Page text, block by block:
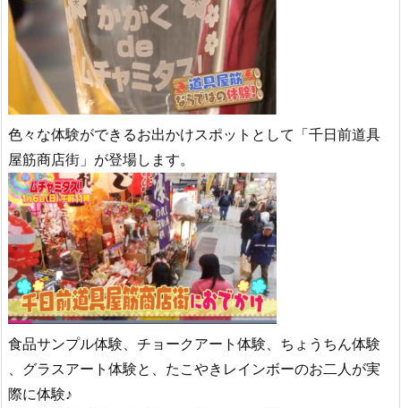
色々な体験ができるお出かけスポットとして「千日前道具
屋筋商店街」が登場します。
食品サンプル体験、チョークアート体験、ちょうちん体験
、グラスアート体験と、たこやきレインボーのお二人が実
際に体験♪